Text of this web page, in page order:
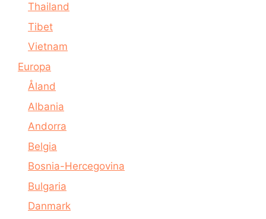
Thailand
Tibet
Vietnam
Europa
Åland
Albania
Andorra
Belgia
Bosnia-Hercegovina
Bulgaria
Danmark